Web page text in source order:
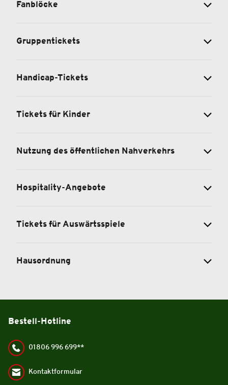
Fanblöcke
Gruppentickets
Handicap-Tickets
Tickets für Kinder
Nutzung des öffentlichen Nahverkehrs
Hospitality-Angebote
Tickets für Auswärtsspiele
Hausordnung
Bestell-Hotline
01806 996 699**
Kontaktformular